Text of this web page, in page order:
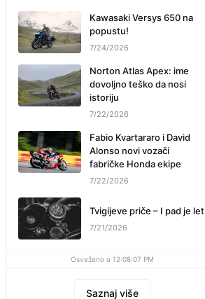
Kawasaki Versys 650 na
popustu!
7/24/2026
Norton Atlas Apex: ime
dovoljno teško da nosi
istoriju
7/22/2026
Fabio Kvartararo i David
Alonso novi vozači
fabričke Honda ekipe
7/22/2026
Tvigijeve priče – I pad je let
7/21/2026
Osveženo u 12:08:07 PM
Saznaj više